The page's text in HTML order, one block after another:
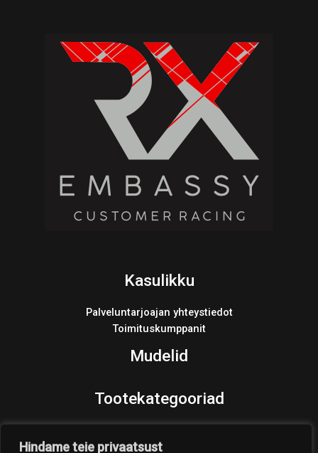
Hindame teie privaatsust
Kasulikku
Palveluntarjoajan yhteystiedot
Toimituskumppanit
Mudelid
Tootekategooriad
Products